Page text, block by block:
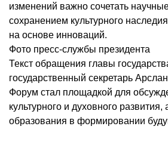
изменений важно сочетать
сохранением культурного
на основе инноваций.
Фото пресс-службы президента
Текст обращения главы
государственный секретарь
Форум стал площадкой для
культурного и духовного
образования в формировании